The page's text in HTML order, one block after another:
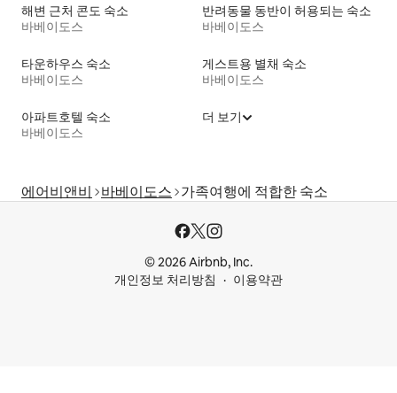
해변 근처 콘도 숙소
바베이도스
반려동물 동반이 허용되는 숙소
바베이도스
타운하우스 숙소
바베이도스
게스트용 별채 숙소
바베이도스
아파트호텔 숙소
바베이도스
더 보기
에어비앤비 바베이도스 가족여행에 적합한 숙소
© 2026 Airbnb, Inc.
개인정보 처리방침
이용약관